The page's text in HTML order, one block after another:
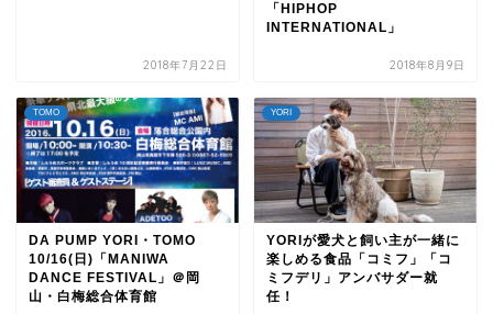
2018年7月22日
「HIPHOP
INTERNATIONAL」
2018年8月9日
TOMO
DA PUMP YORI・TOMO
10/16(日)「MANIWA
DANCE FESTIVAL」＠岡
山・白梅総合体育館
YORI
YORIが愛犬と飼い主が一緒に
楽しめる食品「コミフ」「コ
ミフデリ」アンバサダー就
任！